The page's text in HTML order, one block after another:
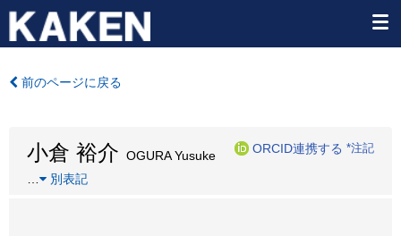
前のページに戻る
小倉 裕介 OGURA Yusuke
ORCID連携する *注記
別表記